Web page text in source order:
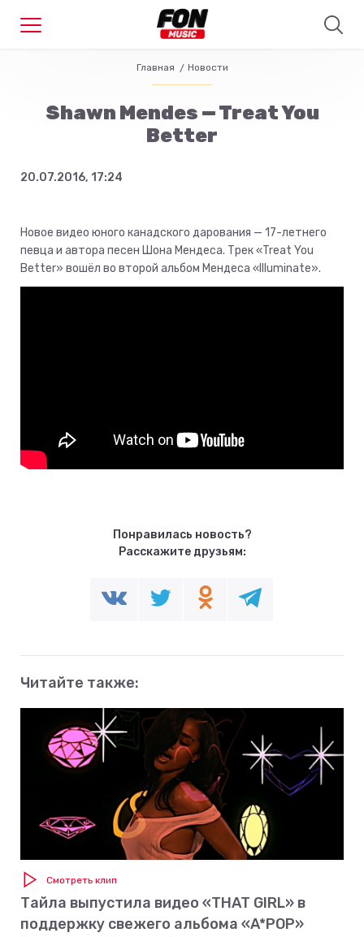
Главная Новости
Shawn Mendes — Treat You
Better
20.07.2016, 17:24
Новое видео юного канадского дарования — 17-летнего
певца и автора песен Шона Мендеса. Трек «Treat You
Better» вошёл во второй альбом Мендеса «Illuminate».
Понравилась новость?
Расскажите друзьям:
Читайте также:
Смотреть клип
Тайла выпустила видео «THAT GIRL» в
поддержку свежего альбома «A*POP»